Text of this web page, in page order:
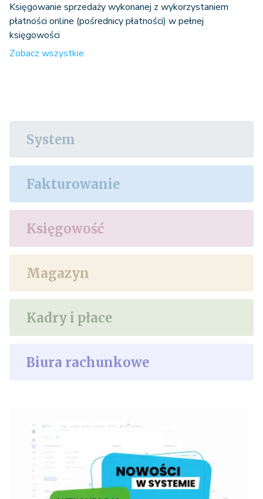
Księgowanie sprzedaży wykonanej z wykorzystaniem
płatności online (pośrednicy płatności) w pełnej
księgowości
Zobacz wszystkie
System
Fakturowanie
Księgowość
Magazyn
Kadry i płace
Biura rachunkowe